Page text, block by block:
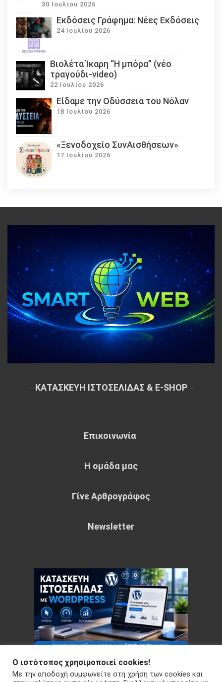
30 Ιουλίου 2026
Εκδόσεις Γράφημα: Νέες Εκδόσεις
24 Ιουλίου 2026
Βιολέτα Ίκαρη “Η μπόρα” (νέο
τραγούδι-video)
22 Ιουλίου 2026
Eίδαμε την Οδύσσεια του Νόλαν
18 Ιουλίου 2026
«Ξενοδοχείο ΣυνΑισθήσεων»
17 Ιουλίου 2026
ΚΑΤΑΣΚΕΥΗ ΙΣΤΟΣΕΛΙΔΑΣ & E-SHOP~
Επικοινωνία
Η ομάδα μας
Γίνε Αρθρογράφος
Newsletter
Copyright © 2026 Your e-articles - WordPress Theme : by
Ο ιστότοπος χρησιμοποιεί cookies!
Με την αποδοχή συμφωνείτε στη χρήση των cookies και